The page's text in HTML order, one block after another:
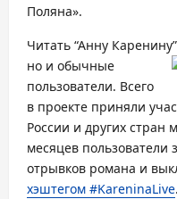
Поляна».
Читать “Анну
но и обычные
пользователи. Всего
в проекте приняли
России и других стран
месяцев пользователи
отрывков романа и
хэштегом #KareninaLive